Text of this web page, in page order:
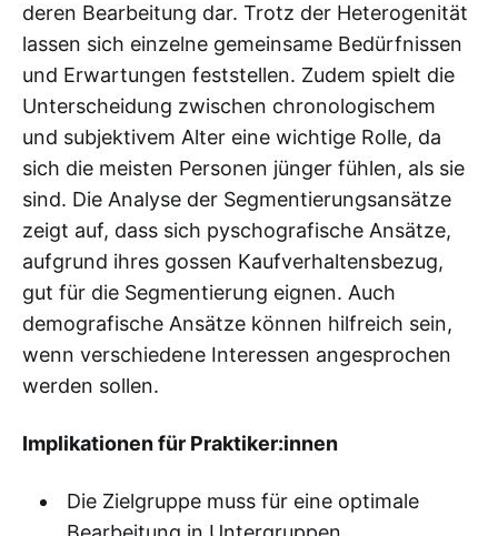
deren Bearbeitung dar. Trotz der Heterogenität
lassen sich einzelne gemeinsame Bedürfnissen
und Erwartungen feststellen. Zudem spielt die
Unterscheidung zwischen chronologischem
und subjektivem Alter eine wichtige Rolle, da
sich die meisten Personen jünger fühlen, als sie
sind. Die Analyse der Segmentierungsansätze
zeigt auf, dass sich pyschografische Ansätze,
aufgrund ihres gossen Kaufverhaltensbezug,
gut für die Segmentierung eignen. Auch
demografische Ansätze können hilfreich sein,
wenn verschiedene Interessen angesprochen
werden sollen.
Implikationen für Praktiker:innen
Die Zielgruppe muss für eine optimale